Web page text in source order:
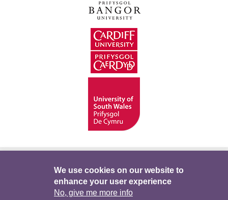
Telerau ac Amodau
We use cookies on our website to
enhance your user experience
No, give me more info